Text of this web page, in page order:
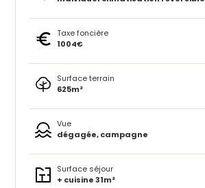
Taxe foncière
1004€
Surface terrain
625m²
Vue
dégagée, campagne
Surface séjour
+ cuisine 31m²